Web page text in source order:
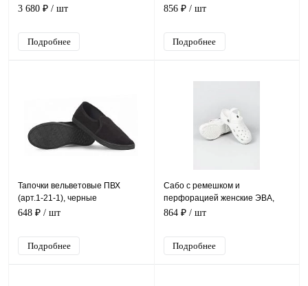
3 680 ₽ / шт
Подробнее
856 ₽ / шт
Подробнее
Тапочки вельветовые ПВХ
(арт.1-21-1), черные
648 ₽ / шт
Подробнее
Сабо с ремешком и
перфорацией женские ЭВА,
белый
864 ₽ / шт
Подробнее